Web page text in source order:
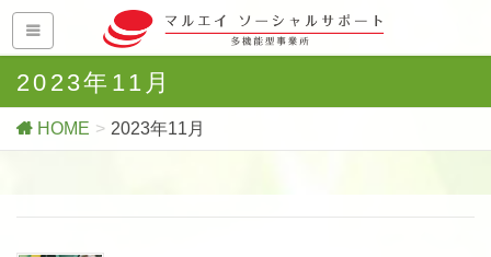
2023年11月
HOME 2023年11月